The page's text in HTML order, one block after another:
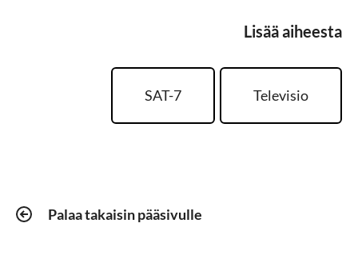
Lisää aiheesta
SAT-7 Televisio
Palaa takaisin pääsivulle